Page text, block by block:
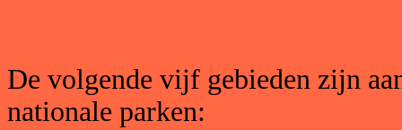
De volgende vijf gebieden zijn
nationale parken: